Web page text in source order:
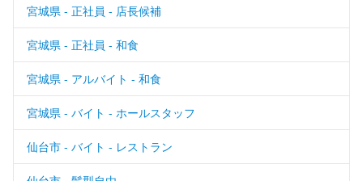
宮城県 - 正社員 - 店長候補
宮城県 - 正社員 - 和食
宮城県 - アルバイト - 和食
宮城県 - バイト - ホールスタッフ
仙台市 - バイト - レストラン